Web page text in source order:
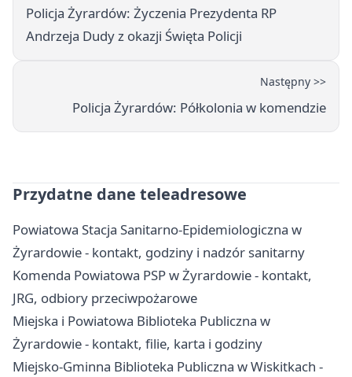
Policja Żyrardów: Życzenia Prezydenta RP
Andrzeja Dudy z okazji Święta Policji
Następny >>
Policja Żyrardów: Półkolonia w komendzie
Przydatne dane teleadresowe
Powiatowa Stacja Sanitarno-Epidemiologiczna w
Żyrardowie - kontakt, godziny i nadzór sanitarny
Komenda Powiatowa PSP w Żyrardowie - kontakt,
JRG, odbiory przeciwpożarowe
Miejska i Powiatowa Biblioteka Publiczna w
Żyrardowie - kontakt, filie, karta i godziny
Miejsko-Gminna Biblioteka Publiczna w Wiskitkach -